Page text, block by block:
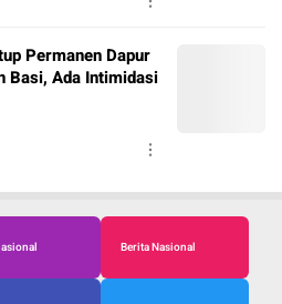
Permanen Dapur
Basi, Ada Intimidasi
Berita Nasional